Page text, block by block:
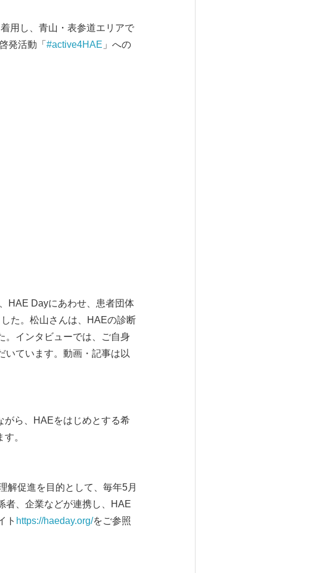
用し、青山・表参道エリアで
発活動「 #active4HAE 」への
HAE Dayにあわせ、患者団体
た。松山さんは、HAEの診断
。インタビューでは、ご自身
いています。動画・記事は以
がら、HAEをはじめとする希
。
解促進を目的として、毎年5月
者、企業などが連携し、HAE
ト https://haeday.org/をご参照